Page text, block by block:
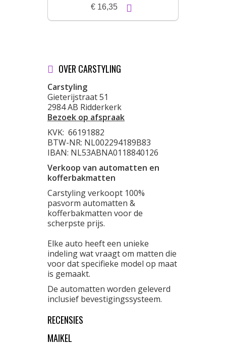
€ 16,35
OVER CARSTYLING
Carstyling
Gieterijstraat 51
2984 AB Ridderkerk
Bezoek op afspraak
KVK: 66191882
BTW-NR: NL002294189B83
IBAN: NL53ABNA0118840126
Verkoop van automatten en
kofferbakmatten
Carstyling verkoopt 100%
pasvorm automatten &
kofferbakmatten voor de
scherpste prijs.
Elke auto heeft een unieke
indeling wat vraagt om matten die
voor dat specifieke model op maat
is gemaakt.
De automatten worden geleverd
inclusief bevestigingssysteem.
RECENSIES
MAIKEL